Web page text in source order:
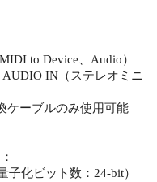
to Device、Audio）
AUDIO IN（ステレオミニ
ーブルのみ使用可能
子化ビット数：24-bit）